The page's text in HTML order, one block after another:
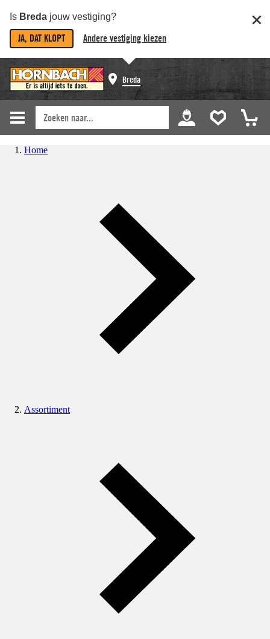
Is Breda jouw vestiging?
JA, DAT KLOPT Andere vestiging kiezen
Breda
Home
Assortiment